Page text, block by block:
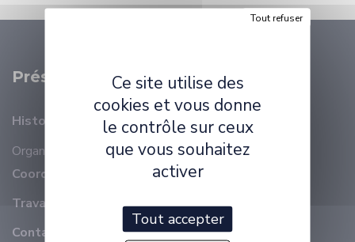
Présentation
Histoire
Organisation
Membres
Coordonnées
Travailler à ELLIADD
Contact
Ce site utilise des
cookies et vous donne
le contrôle sur ceux
que vous souhaitez
activer
Tout accepter
Tout refuser